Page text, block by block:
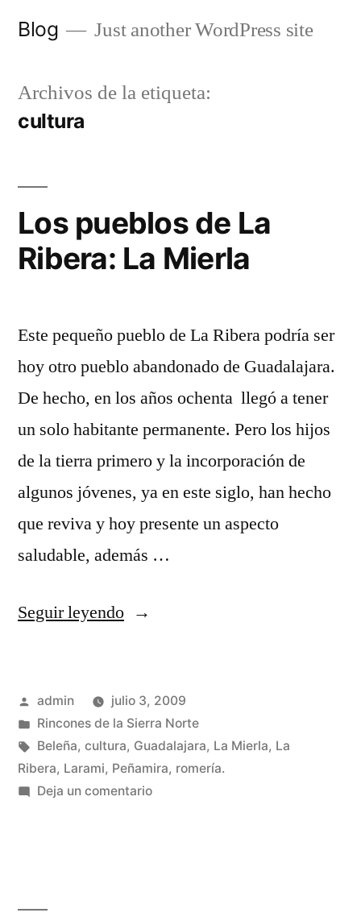
Blog Just another WordPress site
Archivos de la etiqueta:
cultura
Los pueblos de La
Ribera: La Mierla
Este pequeño pueblo de La Ribera podría ser
hoy otro pueblo abandonado de Guadalajara.
De hecho, en los años ochenta llegó a tener
un solo habitante permanente. Pero los hijos
de la tierra primero y la incorporación de
algunos jóvenes, ya en este siglo, han hecho
que reviva y hoy presente un aspecto
saludable, además …
Seguir leyendo«Los
La
Ribera:
La
Mierla»
Publicado
por
admin
julio 3, 2009
Publicado
en
Rincones de la Sierra Norte
Etiquetas:
Beleña, cultura, Guadalajara, La Mierla, La
Ribera, Larami, Peñamira, romería.
Deja un comentarioen